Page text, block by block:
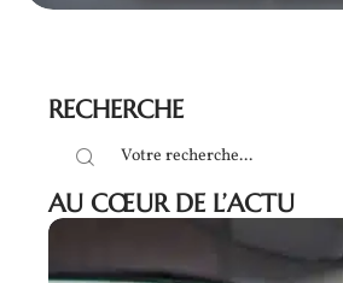
RECHERCHE
AU CŒUR DE L’ACTU